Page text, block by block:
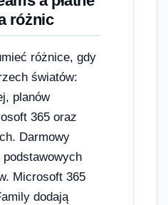
różnic
różnice, gdy
światów:
planów
365 oraz
Darmowy
podstawowych
Microsoft 365
dodają